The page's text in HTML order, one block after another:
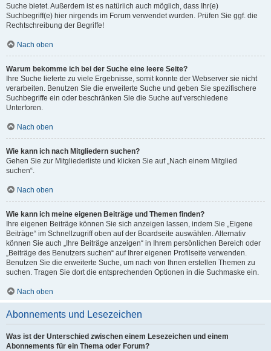
Suche bietet. Außerdem ist es natürlich auch möglich, dass Ihr(e)
Suchbegriff(e) hier nirgends im Forum verwendet wurden. Prüfen Sie ggf. die
Rechtschreibung der Begriffe!
Nach oben
Warum bekomme ich bei der Suche eine leere Seite?
Ihre Suche lieferte zu viele Ergebnisse, somit konnte der Webserver sie nicht
verarbeiten. Benutzen Sie die erweiterte Suche und geben Sie spezifischere
Suchbegriffe ein oder beschränken Sie die Suche auf verschiedene
Unterforen.
Nach oben
Wie kann ich nach Mitgliedern suchen?
Gehen Sie zur Mitgliederliste und klicken Sie auf „Nach einem Mitglied
suchen“.
Nach oben
Wie kann ich meine eigenen Beiträge und Themen finden?
Ihre eigenen Beiträge können Sie sich anzeigen lassen, indem Sie „Eigene
Beiträge“ im Schnellzugriff oben auf der Boardseite auswählen. Alternativ
können Sie auch „Ihre Beiträge anzeigen“ in Ihrem persönlichen Bereich oder
„Beiträge des Benutzers suchen“ auf Ihrer eigenen Profilseite verwenden.
Benutzen Sie die erweiterte Suche, um nach von Ihnen erstellen Themen zu
suchen. Tragen Sie dort die entsprechenden Optionen in die Suchmaske ein.
Nach oben
Abonnements und Lesezeichen
Was ist der Unterschied zwischen einem Lesezeichen und einem
Abonnements für ein Thema oder Forum?